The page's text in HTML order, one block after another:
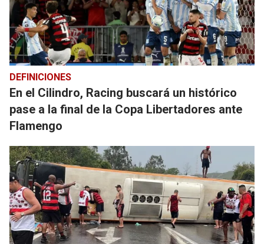
DEFINICIONES
En el Cilindro, Racing buscará un histórico
pase a la final de la Copa Libertadores ante
Flamengo